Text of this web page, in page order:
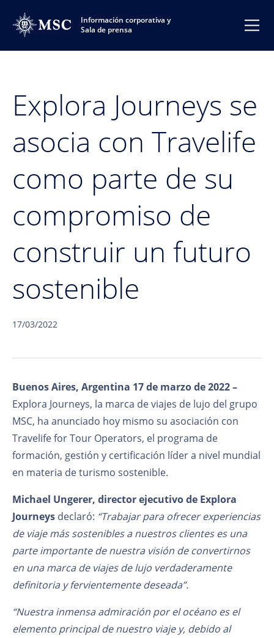
Información corporativa y
Sala de prensa
Explora Journeys se
asocia con Travelife
como parte de su
compromiso de
construir un futuro
sostenible
17/03/2022
Buenos Aires, Argentina 17 de marzo de 2022 –
Explora Journeys, la marca de viajes de lujo del grupo
MSC, ha anunciado hoy mismo su asociación con
Travelife for Tour Operators, el programa de
formación, gestión y certificación líder a nivel mundial
en materia de turismo sostenible.
Michael Ungerer, director ejecutivo de Explora
Journeys declaró: “Trabajar para ofrecer experiencias
de viaje más sostenibles a nuestros clientes es una
parte importante de nuestra visión de convertirnos
en una marca de viajes de lujo verdaderamente
definitoria y fervientemente deseada”.
“Nuestra inmensa admiración por el océano es el
elemento principal de nuestro viaje y, debido al